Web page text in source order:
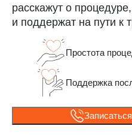
расскажут о
и поддержат на пути к
Простота
Поддержка